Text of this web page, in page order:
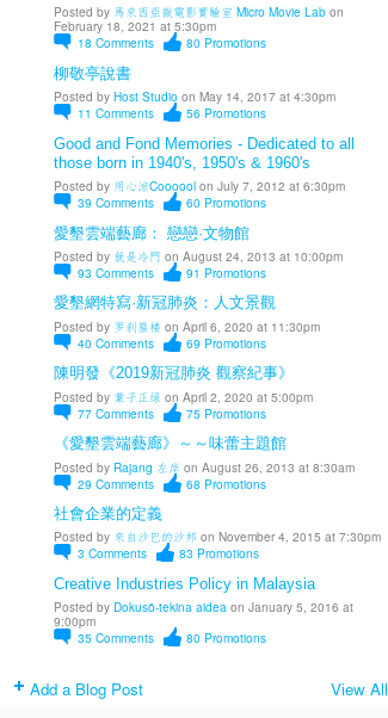
Posted by 馬來西亞微電影實驗室 Micro Movie Labon
February 18, 2021 at 5:30pm
18 Comments 80 Promotions
柳敬亭說書
Posted by Host Studioon May 14, 2017 at 4:30pm
11 Comments 56 Promotions
Good and Fond Memories - Dedicated to all
those born in 1940's, 1950's & 1960's
Posted by 用心涼Cooooolon July 7, 2012 at 6:30pm
39 Comments 60 Promotions
愛墾雲端藝廊： 戀戀·文物館
Posted by 就是冷門 on August 24, 2013 at 10:00pm
93 Comments 91 Promotions
愛墾網特寫·新冠肺炎：人文景觀
Posted by 罗刹蜃楼 on April 6, 2020 at 11:30pm
40 Comments 69 Promotions
陳明發《2019新冠肺炎 觀察紀事》
Posted by 葉子正绿 on April 2, 2020 at 5:00pm
77 Comments 75 Promotions
《愛墾雲端藝廊》～～味蕾主題館
Posted by Rajang 左岸 on August 26, 2013 at 8:30am
29 Comments 68 Promotions
社會企業的定義
Posted by 來自沙巴的沙邦 on November 4, 2015 at 7:30pm
3 Comments 83 Promotions
Creative Industries Policy in Malaysia
Posted by Dokusō-tekina aideaon January 5, 2016 at
9:00pm
35 Comments 80 Promotions
Add a Blog Post View All